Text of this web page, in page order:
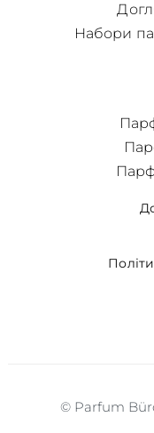
Набори
© Parfum